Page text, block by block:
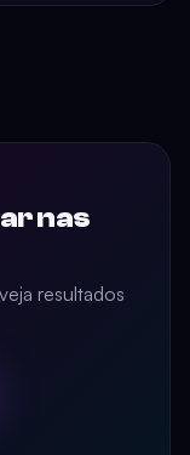
nas
resultados